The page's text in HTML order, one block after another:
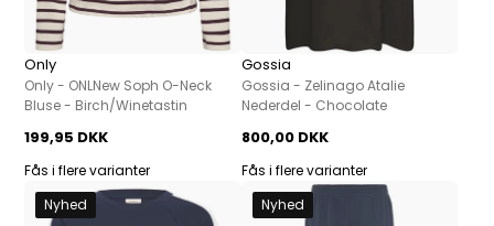
Only
Only - ONLNew Soph O-Neck
Bluse - Birch/Winetastin
199,95 DKK
Fås i flere varianter
Gossia
Gossia - Zelinago Atalie
Nederdel - Chocolate
800,00 DKK
Fås i flere varianter
Nyhed
Nyhed